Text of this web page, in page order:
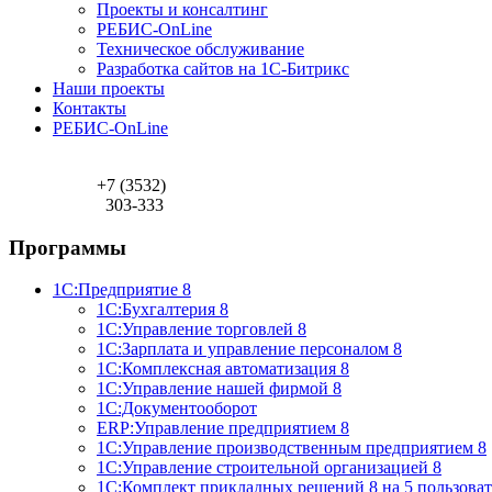
Проекты и консалтинг
РЕБИС-OnLine
Техническое обслуживание
Разработка сайтов на 1С-Битрикс
Наши проекты
Контакты
РЕБИС-OnLine
+7 (3532)
303-333
Программы
1С:Предприятие 8
1С:Бухгалтерия 8
1С:Управление торговлей 8
1С:Зарплата и управление персоналом 8
1С:Комплексная автоматизация 8
1С:Управление нашей фирмой 8
1С:Документооборот
ERP:Управление предприятием 8
1С:Управление производственным предприятием 8
1С:Управление строительной организацией 8
1С:Комплект прикладных решений 8 на 5